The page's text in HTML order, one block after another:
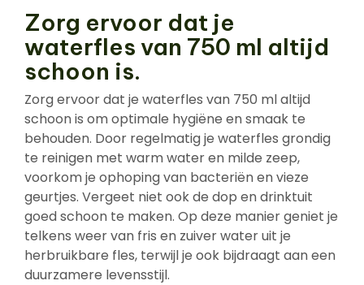
Zorg ervoor dat je
waterfles van 750 ml altijd
schoon is.
Zorg ervoor dat je waterfles van 750 ml altijd
schoon is om optimale hygiëne en smaak te
behouden. Door regelmatig je waterfles grondig
te reinigen met warm water en milde zeep,
voorkom je ophoping van bacteriën en vieze
geurtjes. Vergeet niet ook de dop en drinktuit
goed schoon te maken. Op deze manier geniet je
telkens weer van fris en zuiver water uit je
herbruikbare fles, terwijl je ook bijdraagt aan een
duurzamere levensstijl.